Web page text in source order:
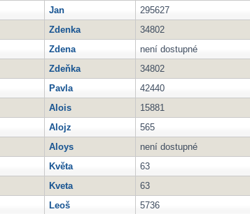
Jan 295627
Zdenka 34802
Zdena není dostupné
Zdeňka 34802
Pavla 42440
Alois 15881
Alojz 565
Aloys není dostupné
Květa 63
Kveta 63
Leoš 5736